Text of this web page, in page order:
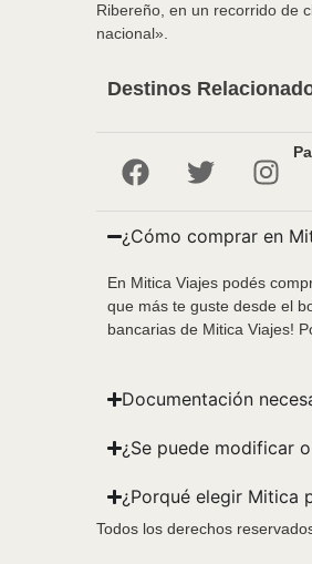
Ribereño, en un recorrido de
nacional».
Destinos
¿Cómo comprar en
En Mitica Viajes podés
que más te guste desde el
bancarias de Mitica Viajes!
Documentación
¿Se puede modificar
¿Porqué elegir Mitica
Todos los derechos